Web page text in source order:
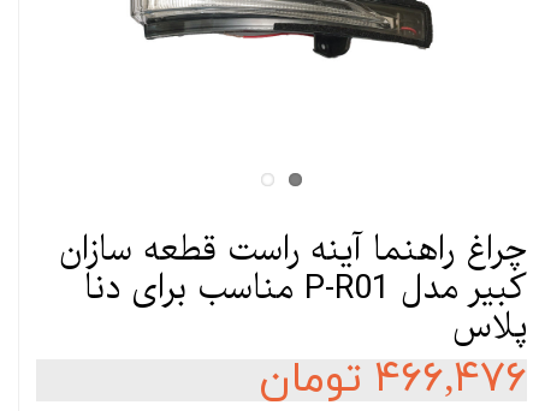
چراغ راهنما آینه راست قطعه سازان
کبیر مدل P-R01 مناسب برای دنا
پلاس
۴۶۶,۴۷۶ تومان